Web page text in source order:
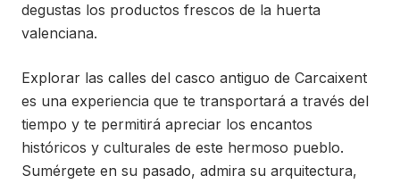
degustas los productos frescos de la huerta
valenciana.
Explorar las calles del casco antiguo de Carcaixent
es una experiencia que te transportará a través del
tiempo y te permitirá apreciar los encantos
históricos y culturales de este hermoso pueblo.
Sumérgete en su pasado, admira su arquitectura,